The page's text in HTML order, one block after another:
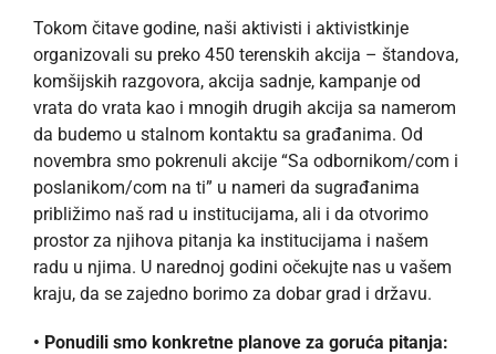
Tokom čitave godine, naši aktivisti i aktivistkinje
organizovali su preko 450 terenskih akcija – štandova,
komšijskih razgovora, akcija sadnje, kampanje od
vrata do vrata kao i mnogih drugih akcija sa namerom
da budemo u stalnom kontaktu sa građanima. Od
novembra smo pokrenuli akcije “Sa odbornikom/com i
poslanikom/com na ti” u nameri da sugrađanima
približimo naš rad u institucijama, ali i da otvorimo
prostor za njihova pitanja ka institucijama i našem
radu u njima. U narednoj godini očekujte nas u vašem
kraju, da se zajedno borimo za dobar grad i državu.
• Ponudili smo konkretne planove za goruća pitanja: